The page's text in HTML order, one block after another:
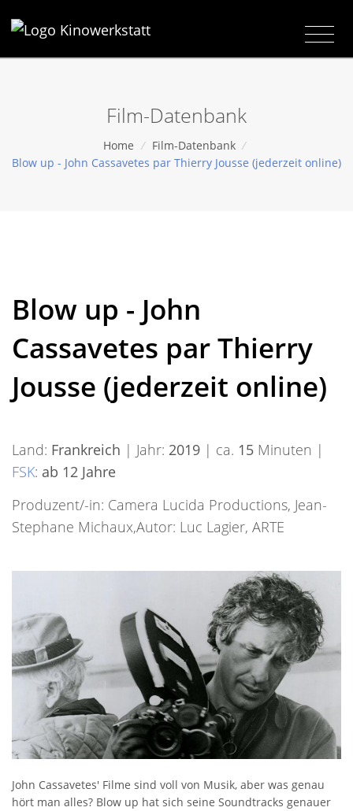
Film-Datenbank
Home / Film-Datenbank /
Blow up - John Cassavetes par Thierry Jousse (jederzeit online)
Blow up - John
Cassavetes par Thierry
Jousse (jederzeit online)
Land: Frankreich | Jahr: 2019 | ca. 15 Minuten |
FSK: ab 12 Jahre
Produzent/-in: Camera Lucida Productions, Jean-
Stephane Michaux,Autor: Luc Lagier, ARTE
John Cassavetes' Filme sind voll von Musik, aber was genau
hört man alles? Blow up hat sich seine Soundtracks genauer